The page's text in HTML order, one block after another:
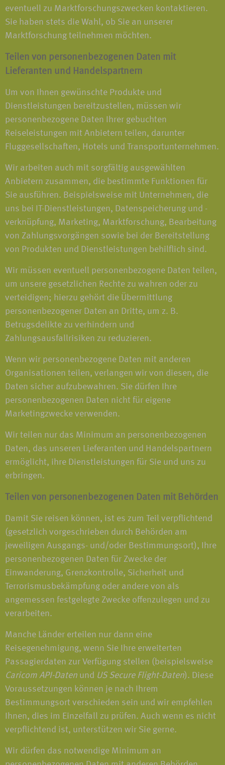
eventuell zu Marktforschungszwecken kontaktieren.
Sie haben stets die Wahl, ob Sie an unserer
Marktforschung teilnehmen möchten.
Teilen von personenbezogenen Daten mit
Lieferanten und Handelspartnern
Um von Ihnen gewünschte Produkte und
Dienstleistungen bereitzustellen, müssen wir
personenbezogene Daten Ihrer gebuchten
Reiseleistungen mit Anbietern teilen, darunter
Fluggesellschaften, Hotels und Transportunternehmen.
Wir arbeiten auch mit sorgfältig ausgewählten
Anbietern zusammen, die bestimmte Funktionen für
Sie ausführen. Beispielsweise mit Unternehmen, die
uns bei IT-Dienstleistungen, Datenspeicherung und -
verknüpfung, Marketing, Marktforschung, Bearbeitung
von Zahlungsvorgängen sowie bei der Bereitstellung
von Produkten und Dienstleistungen behilflich sind.
Wir müssen eventuell personenbezogene Daten teilen,
um unsere gesetzlichen Rechte zu wahren oder zu
verteidigen; hierzu gehört die Übermittlung
personenbezogener Daten an Dritte, um z. B.
Betrugsdelikte zu verhindern und
Zahlungsausfallrisiken zu reduzieren.
Wenn wir personenbezogene Daten mit anderen
Organisationen teilen, verlangen wir von diesen, die
Daten sicher aufzubewahren. Sie dürfen Ihre
personenbezogenen Daten nicht für eigene
Marketingzwecke verwenden.
Wir teilen nur das Minimum an personenbezogenen
Daten, das unseren Lieferanten und Handelspartnern
ermöglicht, ihre Dienstleistungen für Sie und uns zu
erbringen.
Teilen von personenbezogenen Daten mit Behörden
Damit Sie reisen können, ist es zum Teil verpflichtend
(gesetzlich vorgeschrieben durch Behörden am
jeweiligen Ausgangs- und/oder Bestimmungsort), Ihre
personenbezogenen Daten für Zwecke der
Einwanderung, Grenzkontrolle, Sicherheit und
Terrorismusbekämpfung oder andere von als
angemessen festgelegte Zwecke offenzulegen und zu
verarbeiten.
Manche Länder erteilen nur dann eine
Reisegenehmigung, wenn Sie Ihre erweiterten
Passagierdaten zur Verfügung stellen (beispielsweise
Caricom API-Daten und US Secure Flight-Daten). Diese
Voraussetzungen können je nach Ihrem
Bestimmungsort verschieden sein und wir empfehlen
Ihnen, dies im Einzelfall zu prüfen. Auch wenn es nicht
verpflichtend ist, unterstützen wir Sie gerne.
Wir dürfen das notwendige Minimum an